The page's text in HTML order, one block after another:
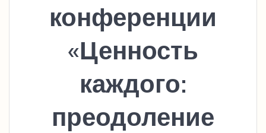
конференции
«Ценность
каждого:
преодоление